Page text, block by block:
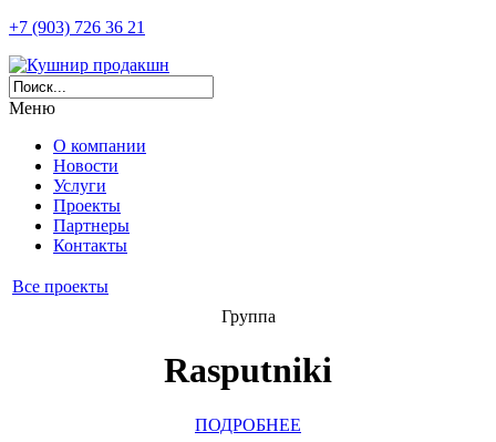
+7 (903) 726 36 21
Меню
О компании
Новости
Услуги
Проекты
Партнеры
Контакты
Все проекты
Группа
Rasputniki
ПОДРОБНЕЕ